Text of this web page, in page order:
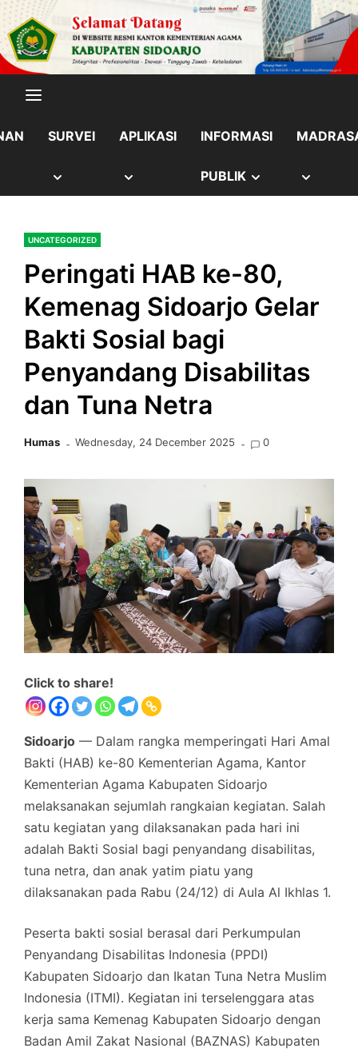
content
Skip
to
content
SURVEI APLIKASI INFORMASI
PUBLIK SHOW
UNCATEGORIZED
Peringati HAB ke-80,
Kemenag Sidoarjo Gelar
Bakti Sosial bagi
Penyandang Disabilitas
dan Tuna Netra
Humas Wednesday, 24 December 2025 0
Click to share!
Sidoarjo — Dalam rangka memperingati Hari Amal
Bakti (HAB) ke-80 Kementerian Agama, Kantor
Kementerian Agama Kabupaten Sidoarjo
melaksanakan sejumlah rangkaian kegiatan. Salah
satu kegiatan yang dilaksanakan pada hari ini
adalah Bakti Sosial bagi penyandang disabilitas,
tuna netra, dan anak yatim piatu yang
dilaksanakan pada Rabu (24/12) di Aula Al Ikhlas 1.
Peserta bakti sosial berasal dari Perkumpulan
Penyandang Disabilitas Indonesia (PPDI)
Kabupaten Sidoarjo dan Ikatan Tuna Netra Muslim
Indonesia (ITMI). Kegiatan ini terselenggara atas
kerja sama Kemenag Kabupaten Sidoarjo dengan
Badan Amil Zakat Nasional (BAZNAS) Kabupaten